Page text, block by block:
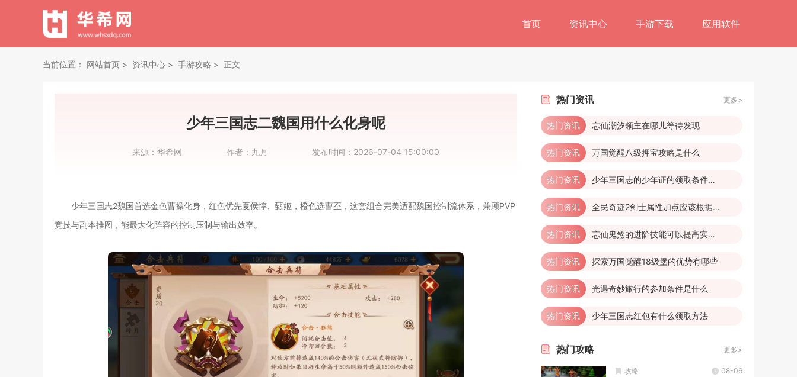
首页 资讯中心 手游下载 应用软件
当前位置： 网站首页 资讯中心 手游攻略 正文
少年三国志二魏国用什么化身呢
来源： 华希网 作者： 九月 发布时间： 2026-07-04 15:00:00
少年三国志2魏国首选金色曹操化身，红色优先夏侯惇、甄姬，橙色选曹丕，这套组合完美适配魏国控制流体系，兼顾PVP
竞技与副本推图，能最大化阵容的控制压制与输出效率。
热门资讯 更多>
热门资讯 忘仙潮汐领主在哪儿等待发现
热门资讯 万国觉醒八级押宝攻略是什么
热门资讯 少年三国志的少年证的领取条件是什么
热门资讯 全民奇迹2剑士属性加点应该根据什么来决策
热门资讯 忘仙鬼煞的进阶技能可以提高实力吗
热门资讯 探索万国觉醒18级堡的优势有哪些
热门资讯 光遇奇妙旅行的参加条件是什么
热门资讯 少年三国志红包有什么领取方法
热门攻略 更多>
攻略 08-06